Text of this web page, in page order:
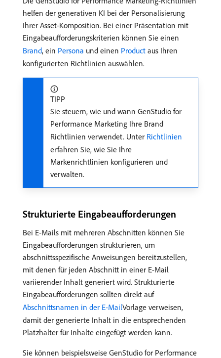
helfen der generativen KI bei der Personalisierung
Ihrer Asset-Komposition. Bei einer Präsentation mit
Eingabeaufforderungskriterien können Sie einen
Brand, ein Persona und einen Product aus Ihren
konfigurierten Richtlinien auswählen.
TIPP
Sie steuern, wie und wann GenStudio for
Performance Marketing Ihre Brand
Richtlinien verwendet. Unter Richtlinien
erfahren Sie, wie Sie Ihre
Markenrichtlinien konfigurieren und
verwalten.
Strukturierte Eingabeaufforderungen
Bei E-Mails mit mehreren Abschnitten können Sie
Eingabeaufforderungen strukturieren, um
abschnittsspezifische Anweisungen bereitzustellen,
mit denen für jeden Abschnitt in einer E-Mail
variierender Inhalt generiert wird. Strukturierte
Eingabeaufforderungen sollten direkt auf
Abschnittsnamen in der E-MailVorlage verweisen,
damit der generierte Inhalt in die entsprechenden
Platzhalter für Inhalte eingefügt werden kann.
Sie können beispielsweise GenStudio for Performance